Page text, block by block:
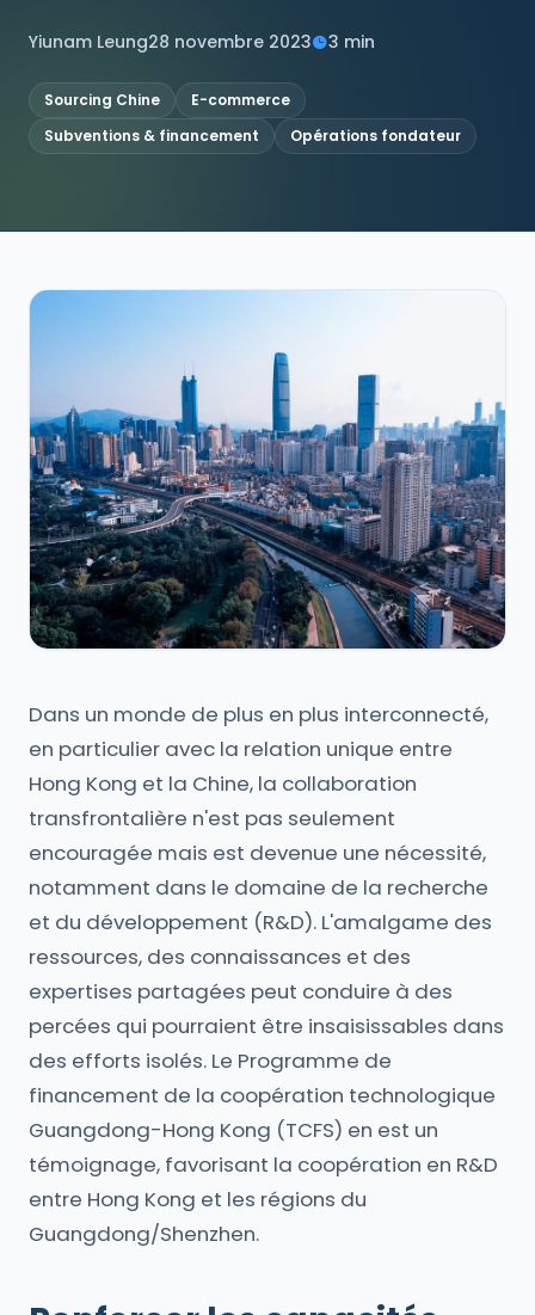
Yiunam Leung28 novembre 2023 3 min
Sourcing Chine
E-commerce
Subventions & financement
Opérations fondateur
Dans un monde de plus en plus interconnecté,
en particulier avec la relation unique entre
Hong Kong et la Chine, la collaboration
transfrontalière n'est pas seulement
encouragée mais est devenue une nécessité,
notamment dans le domaine de la recherche
et du développement (R&D). L'amalgame des
ressources, des connaissances et des
expertises partagées peut conduire à des
percées qui pourraient être insaisissables dans
des efforts isolés. Le Programme de
financement de la coopération technologique
Guangdong-Hong Kong (TCFS) en est un
témoignage, favorisant la coopération en R&D
entre Hong Kong et les régions du
Guangdong/Shenzhen.